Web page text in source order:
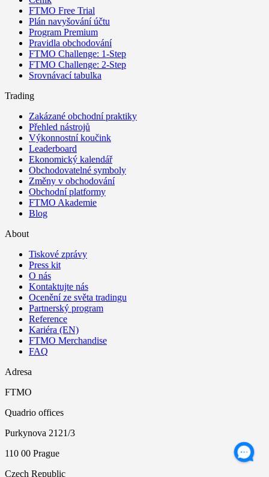
FTMO Free Trial
Plán navyšování účtu
Program Premium
Pravidla obchodování
FTMO Challenge: 1-Step
FTMO Challenge: 2-Step
Srovnávací tabulka
Trading
Zakázané obchodní praktiky
Přehled nástrojů
Výkonnostní koučink
Leaderboard
Ekonomický kalendář
Obchodovatelné symboly
Změny v obchodování
Obchodní platformy
FTMO Akademie
Blog
About
Tiskové zprávy
Press kit
O nás
Kontaktujte nás
Ocenění ze světa tradingu
Partnerský program
Reference
Kariéra (EN)
FTMO Merchandise
FAQ
Adresa
FTMO
Quadrio offices
Purkynova 2121/3
110 00 Prague
Czech Republic